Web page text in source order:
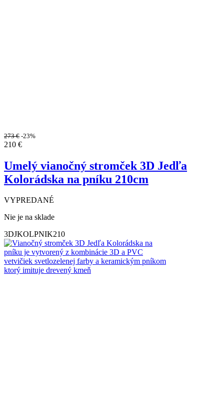
273€ -23%
210 €
Umelý vianočný stromček 3D Jedľa
Kolorádska na pníku 210cm
VYPREDANÉ
Nie je na sklade
3DJKOLPNIK210